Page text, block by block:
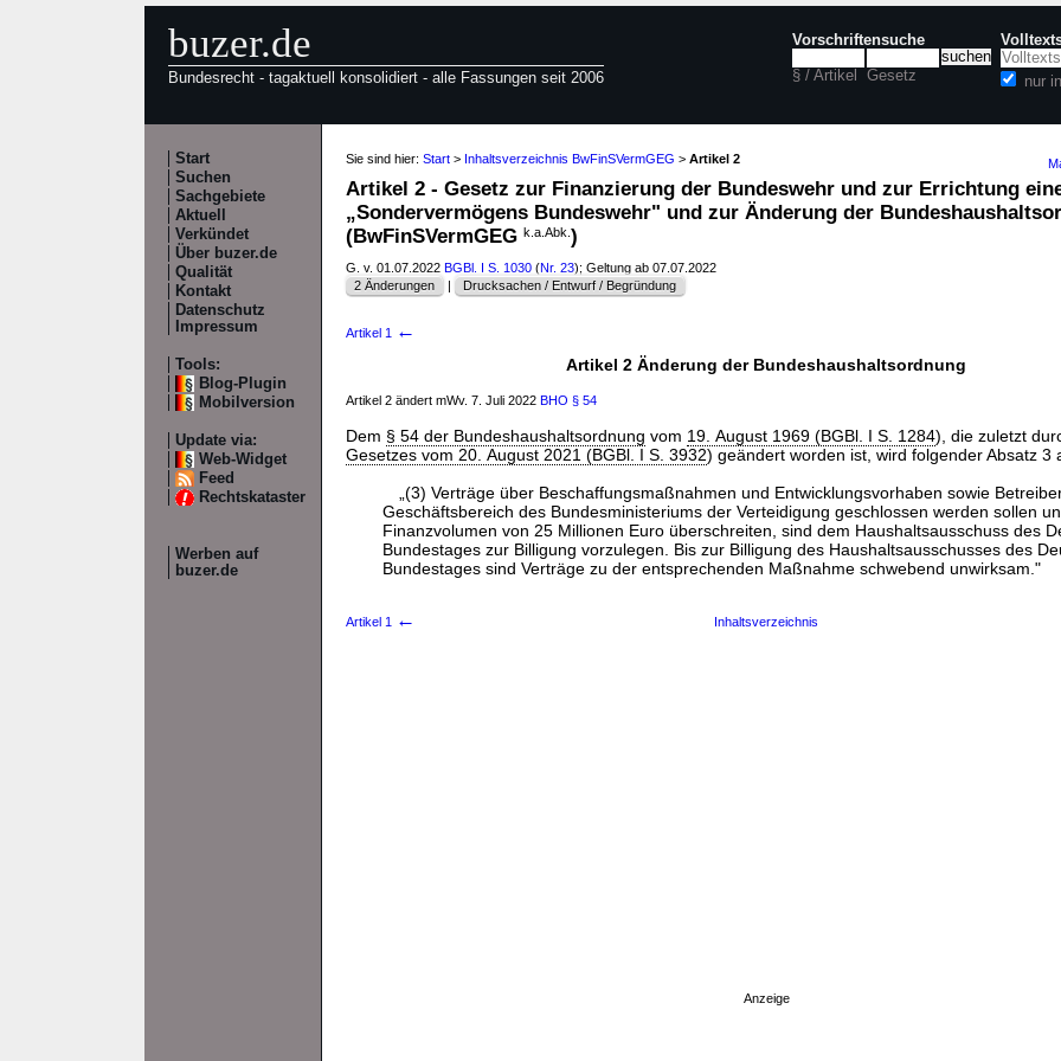
buzer.de
Bundesrecht - tagaktuell konsolidiert - alle Fassungen seit 2006
Vorschriftensuche
§ / Artikel Gesetz nur
Start
Suchen
Sachgebiete
Aktuell
Verkündet
Über buzer.de
Qualität
Kontakt
Datenschutz
Impressum
Tools:
Blog-Plugin
Mobilversion
Update via:
Web-Widget
Feed
Rechtskataster
Werben auf
buzer.de
Sie sind hier: Start > Inhaltsverzeichnis BwFinSVermGEG > Artikel 2
Artikel 2 - Gesetz zur Finanzierung der Bundeswehr und zur Errichtung
„Sondervermögens Bundeswehr" und zur Änderung der
(BwFinSVermGEG k.a.Abk. )
G. v. 01.07.2022 BGBl. I S. 1030 (Nr. 23); Geltung ab 07.07.2022
2 Änderungen
| Drucksachen / Entwurf / Begründung
Artikel 1 ←
Artikel 2 Änderung der Bundeshaushaltsordnung
Artikel 2 ändert mWv. 7. Juli 2022 BHO § 54
Dem § 54 der Bundeshaushaltsordnung vom 19. August 1969 (BGBl. I S. 1284), die zuletzt
Gesetzes vom 20. August 2021 (BGBl. I S. 3932) geändert worden ist, wird folgender Absatz 3
„(3) Verträge über Beschaffungsmaßnahmen und Entwicklungsvorhaben sowie
Geschäftsbereich des Bundesministeriums der Verteidigung geschlossen werden sollen
Finanzvolumen von 25 Millionen Euro überschreiten, sind dem Haushaltsausschuss des
Bundestages zur Billigung vorzulegen. Bis zur Billigung des Haushaltsausschusses des
Bundestages sind Verträge zu der entsprechenden Maßnahme schwebend unwirksam."
Artikel 1 ← Inhaltsverzeichnis
Anzeige